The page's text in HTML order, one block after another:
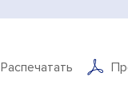
Распечатать